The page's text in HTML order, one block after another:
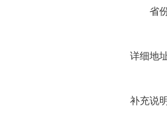
省
详细地
补充说